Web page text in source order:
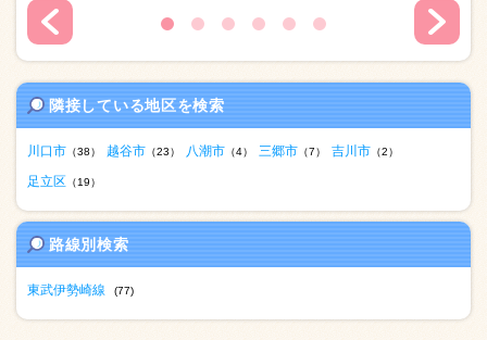
隣接している地区を検索
川口市 （38） 越谷市 （23） 八潮市 （4） 三郷市 （7） 吉川市 （2）
足立区 （19）
路線別検索
東武伊勢崎線 (77)